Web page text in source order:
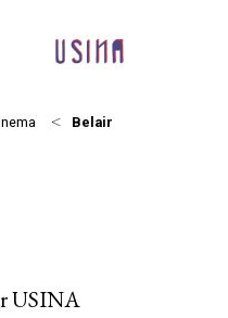
< Belair
USINA